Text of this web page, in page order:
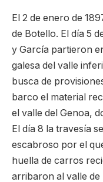
El 2 de enero de
de Botello. El día 5
y García partieron
galesa del valle
busca de
barco el material
el valle del Genoa,
El día 8 la travesía
escabroso por el
huella de carros
arribaron al valle de